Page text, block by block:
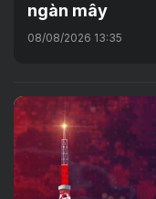
ngàn mây
08/08/2026 13:35